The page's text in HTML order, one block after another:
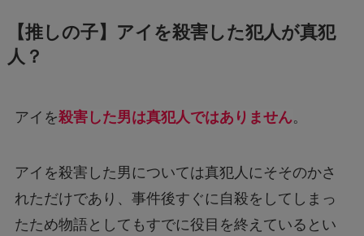
【推しの子】アイを殺害した犯人が真犯
人？
アイを殺害した男は真犯人ではありません。
アイを殺害した男については真犯人にそそのかさ
れただけであり、事件後すぐに自殺をしてしまっ
たため物語としてもすでに役目を終えているとい